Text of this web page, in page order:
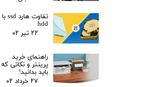
تفاوت هارد ssd با
hdd
۲۲ تیر ۰۲
راهنمای خرید
پرینتر و نکاتی که
باید بدانید!
۲۷ خرداد ۰۲